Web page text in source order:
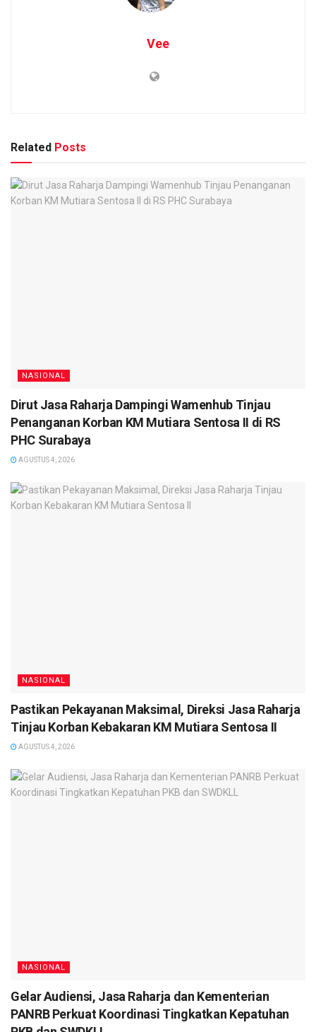
Vee
Related Posts
NASIONAL
Dirut Jasa Raharja Dampingi Wamenhub Tinjau
Penanganan Korban KM Mutiara Sentosa II di RS
PHC Surabaya
AGUSTUS 4, 2026
NASIONAL
Pastikan Pekayanan Maksimal, Direksi Jasa Raharja
Tinjau Korban Kebakaran KM Mutiara Sentosa II
AGUSTUS 4, 2026
NASIONAL
Gelar Audiensi, Jasa Raharja dan Kementerian
PANRB Perkuat Koordinasi Tingkatkan Kepatuhan